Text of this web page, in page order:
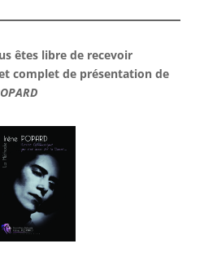
êtes libre de recevoir
complet de présentation de